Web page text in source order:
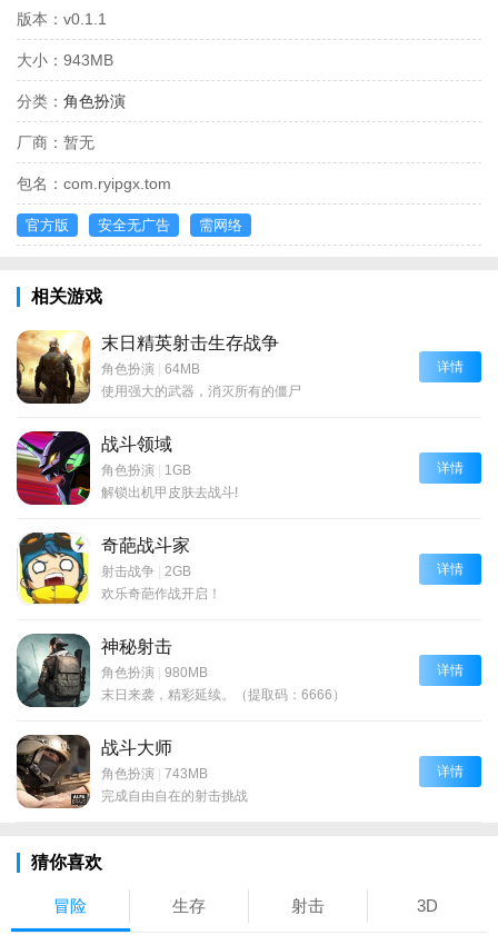
版本： v0.1.1
大小： 943MB
分类： 角色扮演
厂商： 暂无
包名： com.ryipgx.tom
官方版 安全无广告 需网络
相关游戏
末日精英射击生存战争
角色扮演 | 64MB
使用强大的武器，消灭所有的僵尸
详情
战斗领域
角色扮演 | 1GB
解锁出机甲皮肤去战斗!
详情
奇葩战斗家
射击战争 | 2GB
欢乐奇葩作战开启！
详情
神秘射击
角色扮演 | 980MB
末日来袭，精彩延续。（提取码：6666）
详情
战斗大师
角色扮演 | 743MB
完成自由自在的射击挑战
详情
猜你喜欢
冒险 生存 射击 3D